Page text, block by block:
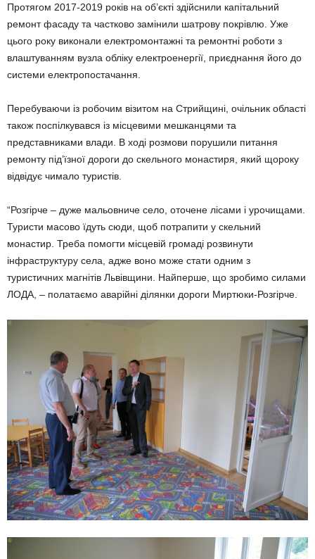
Протягом 2017-2019 років на об’єкті здійснили капітальний
ремонт фасаду та частково замінили шатрову покрівлю. Уже
цього року виконали електромонтажні та ремонтні роботи з
влаштуванням вузла обліку електроенергії, приєднання його до
системи електропостачання.
Перебуваючи із робочим візитом на Стрийщині, очільник області
також поспілкувався із місцевими мешканцями та
представниками влади. В ході розмови порушили питання
ремонту під’їзної дороги до cкельного монастиря, який щороку
відвідує чимало туристів.
“Розгірче – дуже мальовниче село, оточене лісами і урочищами.
Туристи масово їдуть сюди, щоб потрапити у скельний
монастир. Треба помогти місцевій громаді розвинути
інфраструктуру села, адже воно може стати одним з
туристичних магнітів Львівщини. Найперше, що зробимо силами
ЛОДА, – полатаємо аварійні ділянки дороги Миртюки-Розгірче.